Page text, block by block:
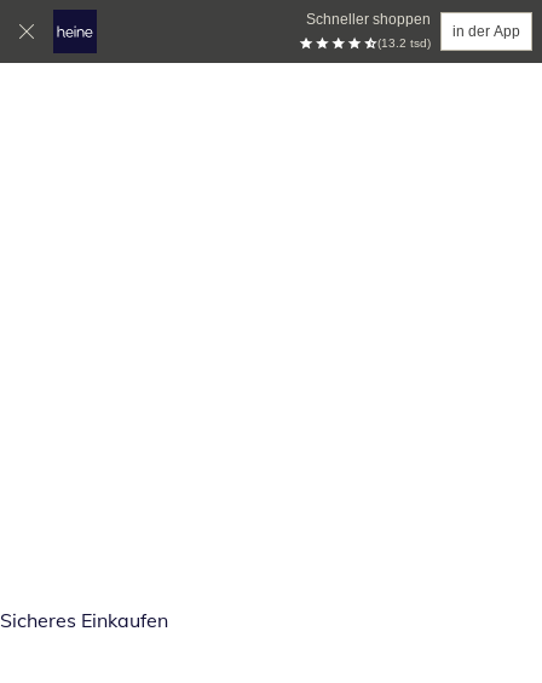
Schneller shoppen
(13.2 tsd)
in der App
Sicheres Einkaufen